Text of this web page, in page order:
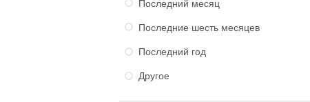
Последние шесть месяцев
Последний год
Другое